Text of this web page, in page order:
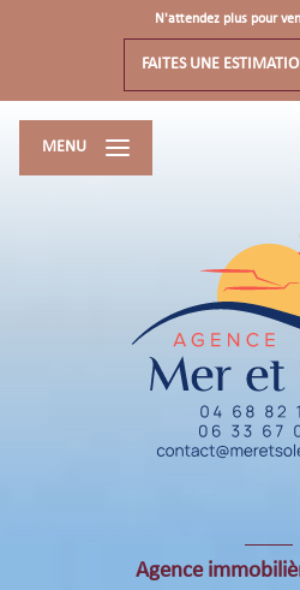
N'attendez plus pour
FAITES UNE
MENU
Agence